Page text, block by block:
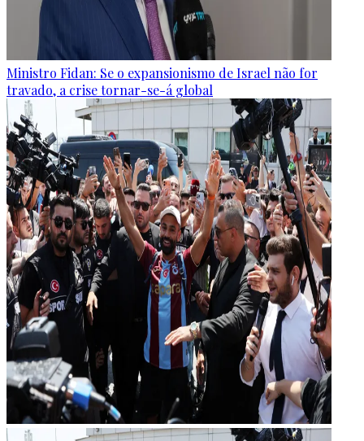
Ministro Fidan: Se o expansionismo de Israel não for
travado, a crise tornar-se-á global